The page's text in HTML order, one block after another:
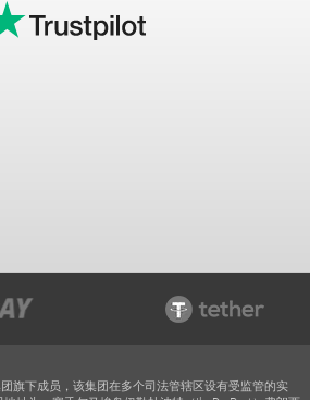
旗下成员，该集团在多个司法管辖区设有受监管的实